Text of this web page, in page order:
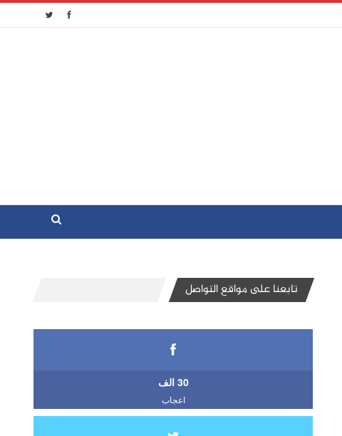
تابعنا على مواقع التواصل
30 الف
اعجاب